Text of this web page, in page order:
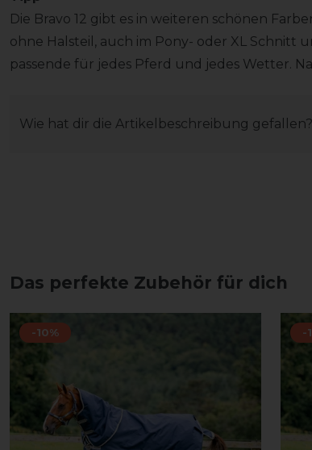
Die Bravo 12 gibt es in weiteren schönen
ohne Halsteil, auch im Pony- oder XL Schnitt
passende für jedes Pferd und jedes Wetter.
Wie hat dir die Artikelbeschreibung gefallen?
Das perfekte Zubehör für dich
-10% -